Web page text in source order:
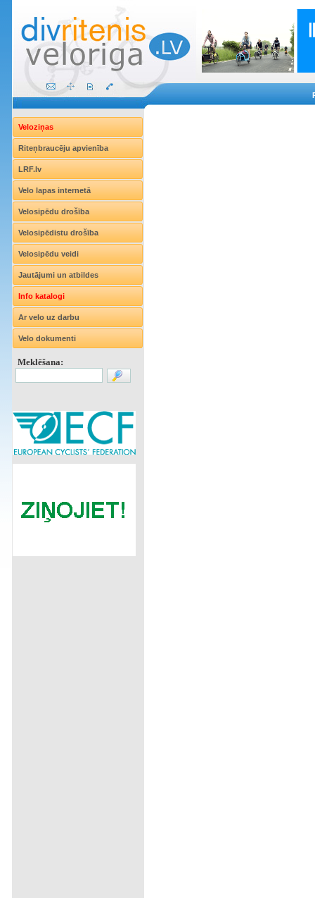
Veloziņas
Riteņbraucēju apvienība
LRF.lv
Velo lapas internetā
Velosipēdu drošība
Velosipēdistu drošība
Velosipēdu veidi
Jautājumi un atbildes
Info katalogi
Ar velo uz darbu
Velo dokumenti
Meklēšana: